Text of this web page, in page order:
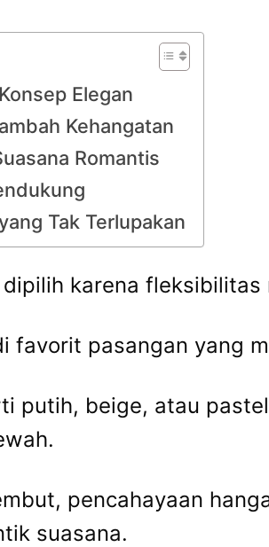
Elegan
Kehangatan
Romantis
Tak Terlupakan
karena
favorit pasangan yang
putih, beige, atau
pencahayaan
suasana.